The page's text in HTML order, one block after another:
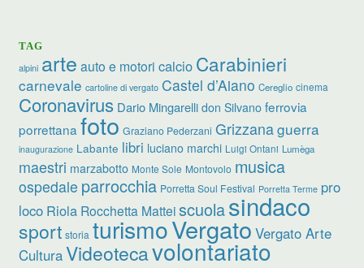
TAG
alpini arte auto e motori calcio Carabinieri
carnevale cartoline di vergato Castel d’Aiano Cereglio cinema
Coronavirus Dario Mingarelli don Silvano ferrovia
porrettana foto Graziano Pederzani Grizzanaguerra
inaugurazione Labante libri luciano marchi Luigi Ontani Lumèga
maestri marzabotto Monte Sole Montovolo musica
ospedale parrocchia Porretta Soul Festival Porretta Terme pro
loco Riola Rocchetta Matteiscuolasindaco
sport storia turismoVergato Vergato Arte
CulturaVideotecavolontariato